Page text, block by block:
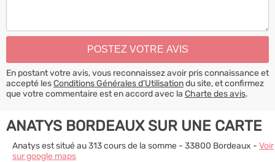
En postant votre avis, vous reconnaissez avoir pris connaissance et
accepté lesConditions Générales d’Utilisationdu site, et confirmez
que votre commentaire est en accord avec la Charte des avis.
ANATYS BORDEAUX SUR UNE CARTE
Anatys est situé au 313 cours de la somme - 33800 Bordeaux - Voir
sur google maps